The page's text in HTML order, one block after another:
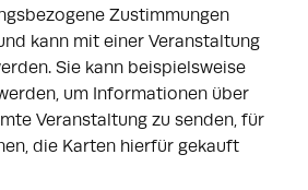
Zustimmungen
kann mit einer Veranstaltung
Sie kann beispielsweise
um Informationen über
Veranstaltung zu senden, für
die Karten hierfür gekauft